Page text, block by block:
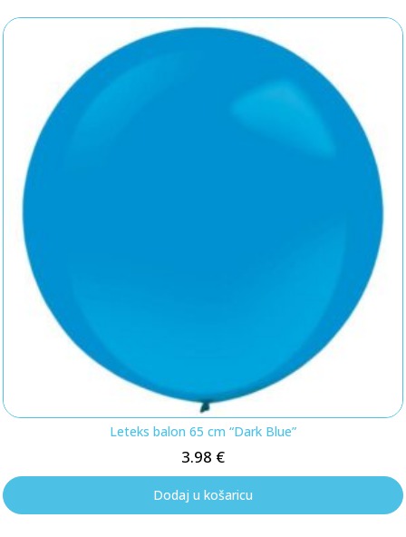
Leteks balon 65 cm “Dark Blue”
3.98 €
Dodaj u košaricu